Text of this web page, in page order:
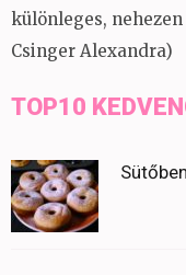
különleges, nehezen
Csinger Alexandra)
TOP10